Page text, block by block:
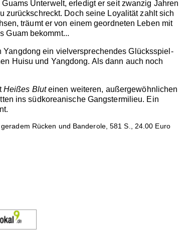
Unterwelt, erledigt er seit zwanzig Jahren
zurückschreckt. Doch seine Loyalität zahlt sich
träumt er von einem geordneten Leben mit
Guam bekommt...
ein vielversprechendes Glücksspiel-
Huisu und Yangdong. Als dann auch noch
Heißes Bluteinen weiteren, außergewöhnlichen
ins südkoreanische Gangstermilieu. Ein
Rücken und Banderole, 581 S., 24.00 Euro